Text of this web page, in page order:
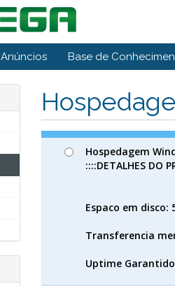
Anúncios Base de
Hospedagem
::::DETALHES DO
Espaco em disco:
Transferencia
Uptime